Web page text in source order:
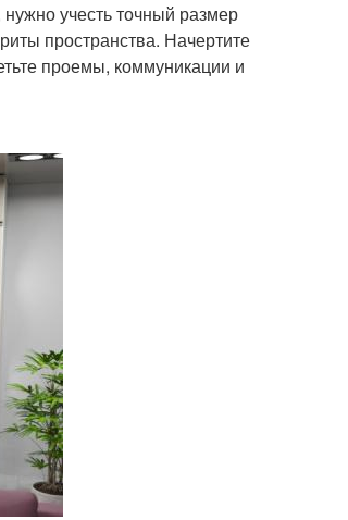
учесть точный размер
пространства. Начертите
проемы, коммуникации и